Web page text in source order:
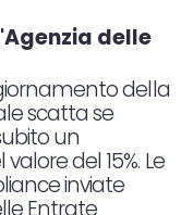
delle
della
scatta se
un
del 15%. Le
inviate
Entrate